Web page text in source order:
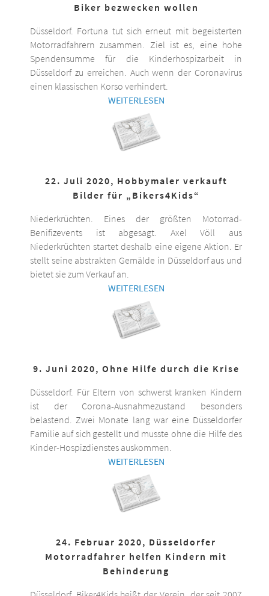
Biker bezwecken wollen
Düsseldorf. Fortuna tut sich erneut mit begeisterten
Motorradfahrern zusammen. Ziel ist es, eine hohe
Spendensumme für die Kinderhospizarbeit in
Düsseldorf zu erreichen. Auch wenn der Coronavirus
einen klassischen Korso verhindert.
WEITERLESEN
22. Juli 2020, Hobbymaler verkauft
Bilder für „Bikers4Kids“
Niederkrüchten. Eines der größten Motorrad-
Benifizevents ist abgesagt. Axel Völl aus
Niederkrüchten startet deshalb eine eigene Aktion. Er
stellt seine abstrakten Gemälde in Düsseldorf aus und
bietet sie zum Verkauf an.
WEITERLESEN
9. Juni 2020, Ohne Hilfe durch die Krise
Düsseldorf. Für Eltern von schwerst kranken Kindern
ist der Corona-Ausnahmezustand besonders
belastend. Zwei Monate lang war eine Düsseldorfer
Familie auf sich gestellt und musste ohne die Hilfe des
Kinder-Hospizdienstes auskommen.
WEITERLESEN
24. Februar 2020, Düsseldorfer
Motorradfahrer helfen Kindern mit
Behinderung